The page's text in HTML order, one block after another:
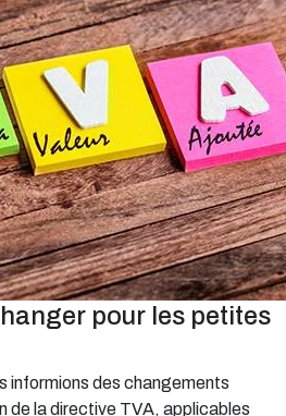
pour les petites
informions des changements
de la directive TVA, applicables